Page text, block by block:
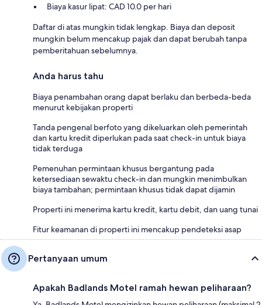
Biaya kasur lipat: CAD 10.0 per hari
Daftar di atas mungkin tidak lengkap. Biaya dan deposit
mungkin belum mencakup pajak dan dapat berubah tanpa
pemberitahuan sebelumnya.
Anda harus tahu
Biaya penambahan orang dapat berlaku dan berbeda-beda
menurut kebijakan properti
Tanda pengenal berfoto yang dikeluarkan oleh pemerintah
dan kartu kredit diperlukan pada saat check-in untuk biaya
tidak terduga
Pemenuhan permintaan khusus bergantung pada
ketersediaan sewaktu check-in dan mungkin menimbulkan
biaya tambahan; permintaan khusus tidak dapat dijamin
Properti ini menerima kartu kredit, kartu debit, dan uang tunai
Fitur keamanan di properti ini mencakup pendeteksi asap
Pertanyaan umum
Apakah Badlands Motel ramah hewan peliharaan?